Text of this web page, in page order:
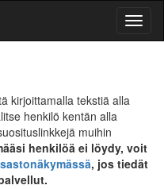
kirjoittamalla tekstiä alla
henkilö kentän alla
muihin
henkilöä ei löydy, voit
, jos tiedät